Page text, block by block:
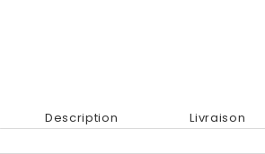
Description Livraison